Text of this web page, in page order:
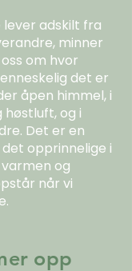
lever adskilt fra
minner
om hvor
det er
åpen himmel, i
høstluft, og i
Det er en
opprinnelige i
og
når vi
opp